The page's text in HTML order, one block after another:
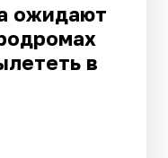
ожидают
в